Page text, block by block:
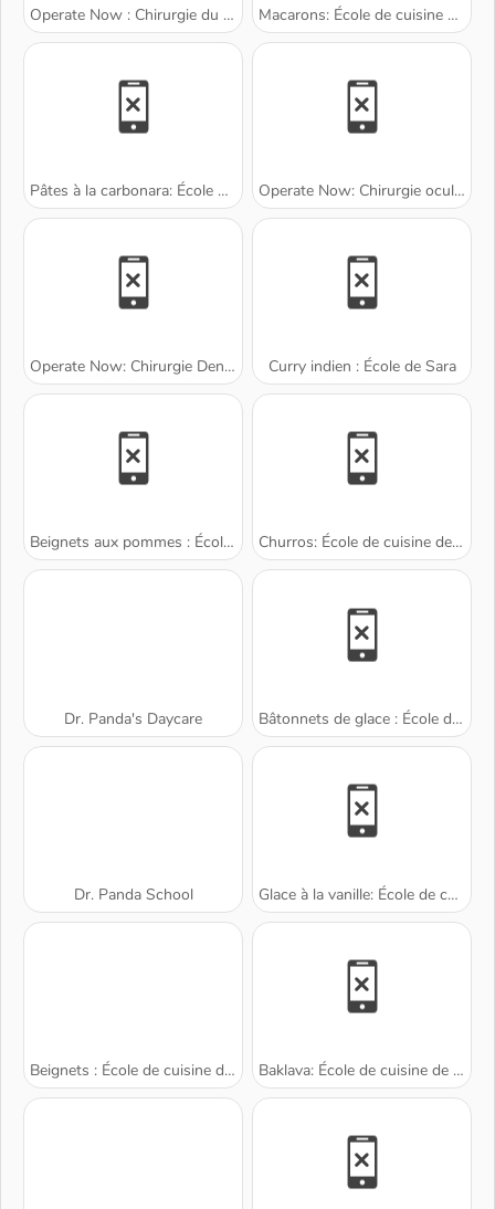
Operate Now : Chirurgie du genou Macarons: École de cuisine de Sara
Pâtes à la carbonara: École de Sara Operate Now: Chirurgie oculaire
Operate Now: Chirurgie Dentaire Curry indien : École de Sara
Beignets aux pommes : École de Sara Churros: École de cuisine de Sara
Dr. Panda's Daycare Bâtonnets de glace : École de Sara
Dr. Panda School Glace à la vanille: École de cuisine de Sara
Beignets : École de cuisine de Sara Baklava: École de cuisine de Sara